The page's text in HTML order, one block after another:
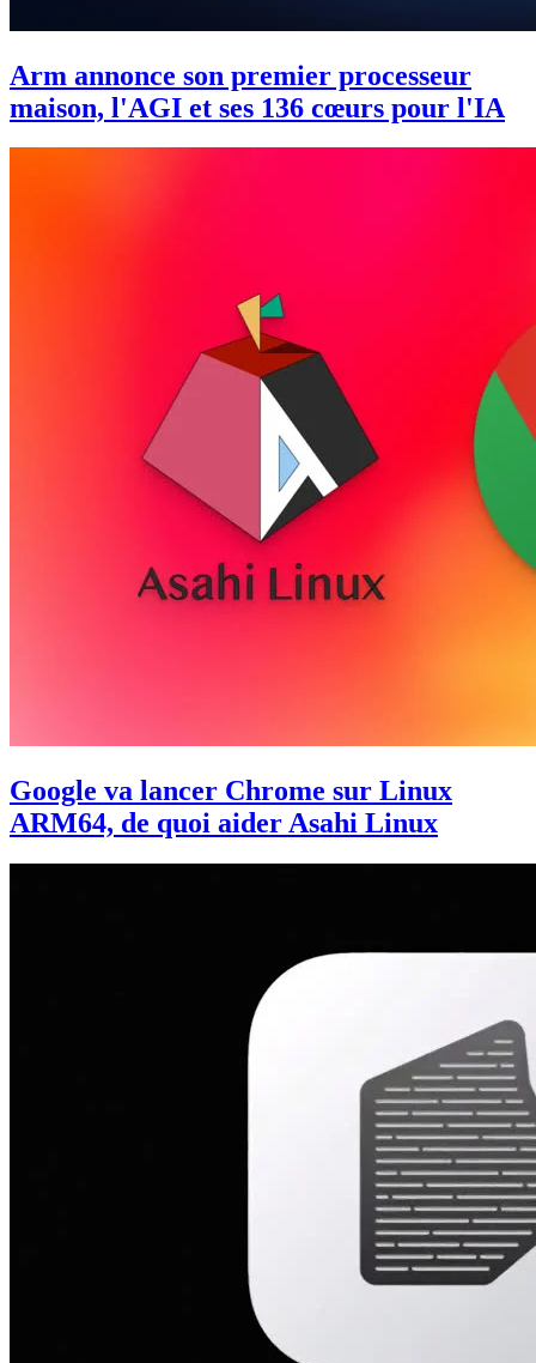
Arm annonce son premier processeur
maison, l'AGI et ses 136 cœurs pour l'IA
Google va lancer Chrome sur Linux
ARM64, de quoi aider Asahi Linux